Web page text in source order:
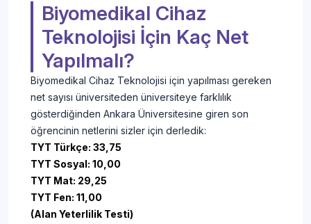
Biyomedikal Cihaz
Teknolojisi İçin Kaç Net
Yapılmalı?
Biyomedikal Cihaz Teknolojisi için yapılması gereken
net sayısı üniversiteden üniversiteye farklılık
gösterdiğinden Ankara Üniversitesine giren son
öğrencinin netlerini sizler için derledik:
TYT Türkçe: 33,75
TYT Sosyal: 10,00
TYT Mat: 29,25
TYT Fen: 11,00
(Alan Yeterlilik Testi)